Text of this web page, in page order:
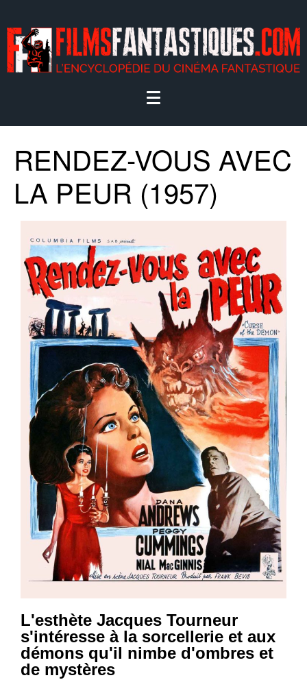
RENDEZ-VOUS AVEC
LA PEUR (1957)
L'esthète Jacques Tourneur
s'intéresse à la sorcellerie et aux
démons qu'il nimbe d'ombres et
de mystères